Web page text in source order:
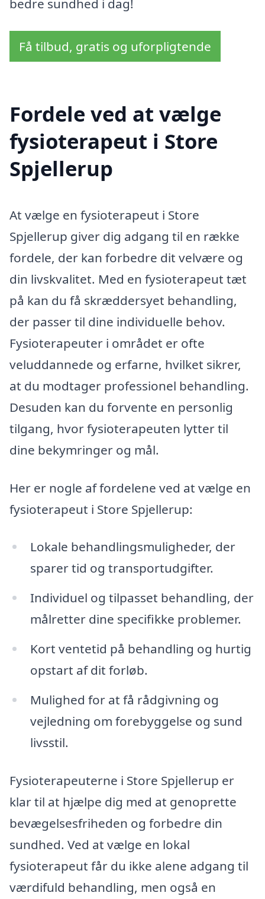
bedre sundhed i dag!
Få tilbud, gratis og uforpligtende
Fordele ved at vælge
fysioterapeut i Store
Spjellerup
At vælge en fysioterapeut i Store
Spjellerup giver dig adgang til en række
fordele, der kan forbedre dit velvære og
din livskvalitet. Med en fysioterapeut tæt
på kan du få skræddersyet behandling,
der passer til dine individuelle behov.
Fysioterapeuter i området er ofte
veluddannede og erfarne, hvilket sikrer,
at du modtager professionel behandling.
Desuden kan du forvente en personlig
tilgang, hvor fysioterapeuten lytter til
dine bekymringer og mål.
Her er nogle af fordelene ved at vælge en
fysioterapeut i Store Spjellerup:
Lokale behandlingsmuligheder, der
sparer tid og transportudgifter.
Individuel og tilpasset behandling, der
målretter dine specifikke problemer.
Kort ventetid på behandling og hurtig
opstart af dit forløb.
Mulighed for at få rådgivning og
vejledning om forebyggelse og sund
livsstil.
Fysioterapeuterne i Store Spjellerup er
klar til at hjælpe dig med at genoprette
bevægelsesfriheden og forbedre din
sundhed. Ved at vælge en lokal
fysioterapeut får du ikke alene adgang til
værdifuld behandling, men også en